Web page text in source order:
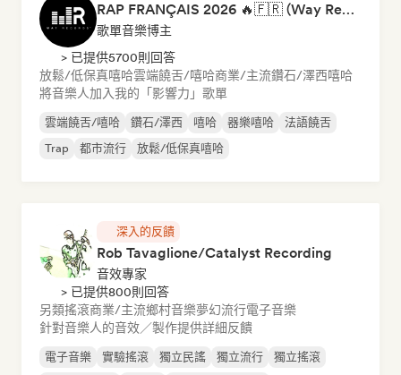
RAP FRANÇAIS 2026 🔥🇫🇷 (Way Records)
歌單音樂博主
> 已提供5700則回答
放鬆/低保真嘻哈雲端饒舌/嘻哈商業/主流鑽石/澤西嘻哈
將音樂人加入我的「影響力」歌單
雲端饒舌/嘻哈 鑽石/澤西 嘻哈 器樂嘻哈
法語饒舌
Trap
都市流行 放鬆/低保真嘻哈
深入的反饋
Rob Tavaglione/Catalyst Recording
音效專家
> 已提供800則回答
另類搖滾商業/主流鄉村音樂夢幻流行電子音樂
針對音樂人的音效／製作提供詳細反饋
電子音樂 實驗搖滾 獨立民謠 獨立流行
獨立搖滾